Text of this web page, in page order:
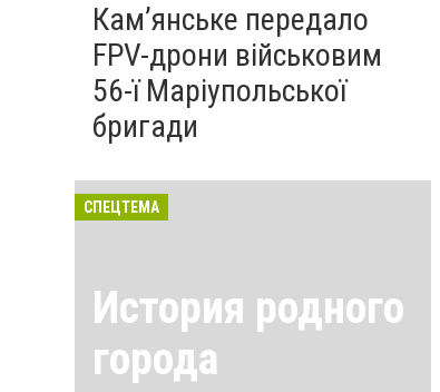
Кам’янське передало
FPV-дрони військовим
56-ї Маріупольської
бригади
СПЕЦТЕМА
История родного
города